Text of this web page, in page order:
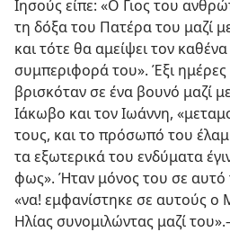
Ιησούς είπε: «Ο Γιος του
τη δόξα του Πατέρα του μαζί
και τότε θα αμείψει τον καθένα
συμπεριφορά του». Έξι
βρισκόταν σε ένα βουνό μαζί
Ιάκωβο και τον Ιωάννη,
τους, και το πρόσωπό του
τα εξωτερικά του ενδύματα
φως». Ήταν μόνος του σε αυτό
«να! εμφανίστηκε σε αυτούς ο
Ηλίας συνομιλώντας μαζί